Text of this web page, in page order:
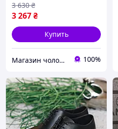
3 267₴
3 630 ₴
Купить
Магазин чоловічого взуття Bims.shoes 100%